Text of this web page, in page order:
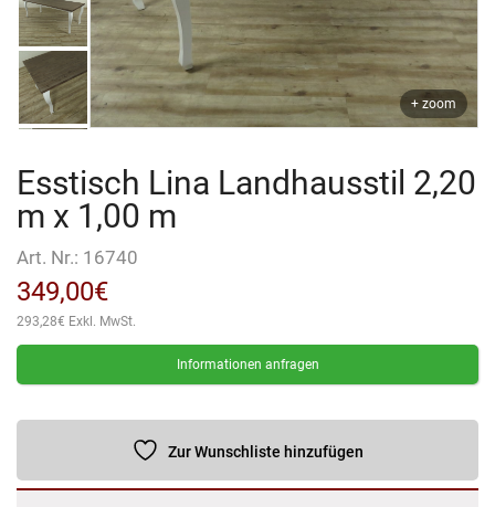
+ zoom
Esstisch Lina Landhausstil 2,20
m x 1,00 m
Art. Nr.: 16740
349,00€
293,28€ Exkl. MwSt.
Informationen anfragen
Zur Wunschliste hinzufügen